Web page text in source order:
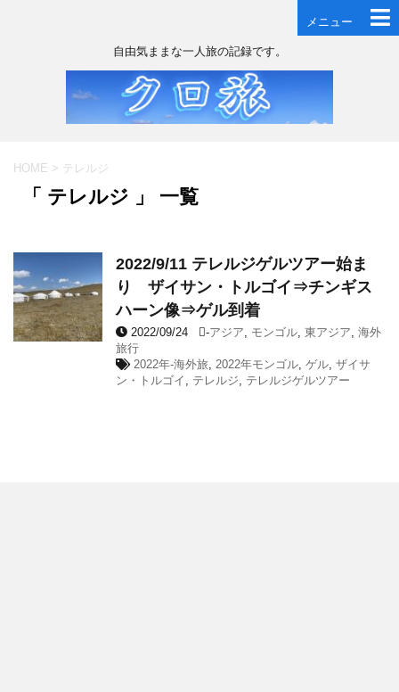
メニュー
自由気ままな一人旅の記録です。
HOME > テレルジ
「 テレルジ 」 一覧
2022/9/11 テレルジゲルツアー始ま
り ザイサン・トルゴイ⇒チンギス
ハーン像⇒ゲル到着
2022/09/24 -アジア, モンゴル, 東アジア, 海外
旅行
2022年-海外旅, 2022年モンゴル, ゲル, ザイサ
ン・トルゴイ , テレルジ, テレルジゲルツアー